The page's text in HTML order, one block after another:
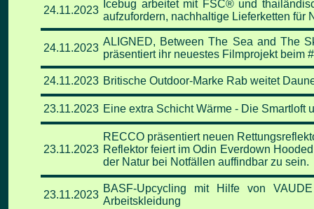
24.11.2023
Icebug arbeitet mit FSC® und
aufzufordern, nachhaltige Lieferketten für
24.11.2023
ALIGNED, Between The Sea and The
präsentiert ihr neuestes Filmprojekt beim
24.11.2023 Britische Outdoor-Marke Rab weitet
23.11.2023 Eine extra Schicht Wärme - Die Smartloft
23.11.2023
RECCO präsentiert neuen
Reflektor feiert im Odin Everdown
der Natur bei Notfällen auffindbar zu sein.
23.11.2023
BASF-Upcycling mit Hilfe von
Arbeitskleidung